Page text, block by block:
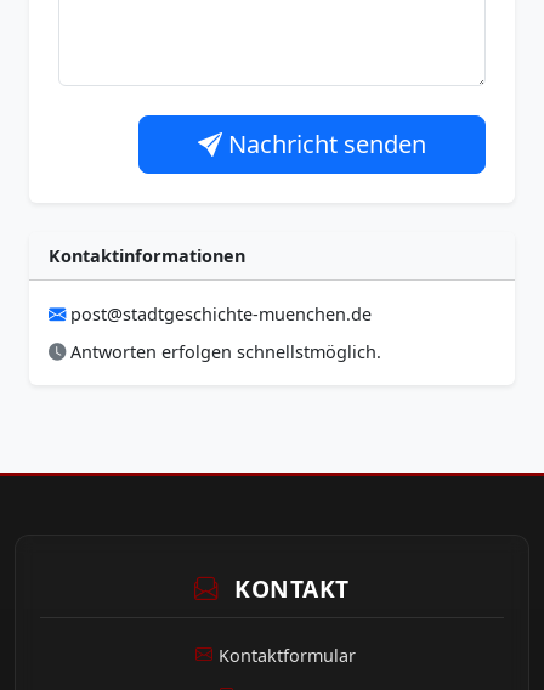
Nachricht senden
Kontaktinformationen
post@stadtgeschichte-muenchen.de
Antworten erfolgen schnellstmöglich.
KONTAKT
Kontaktformular